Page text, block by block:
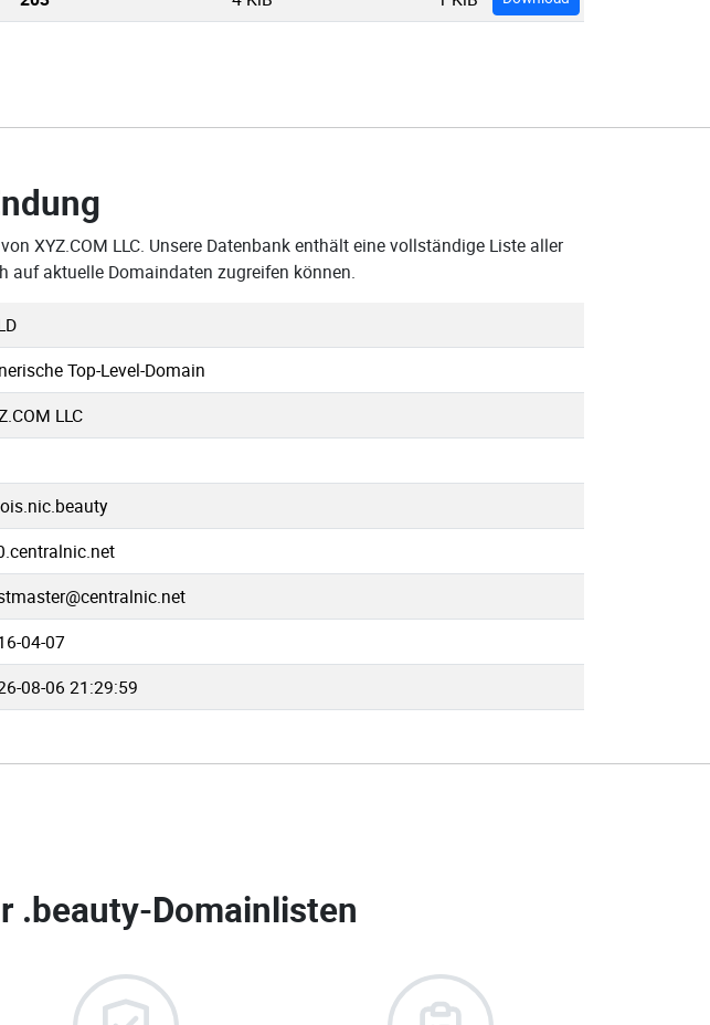
XYZ.COM LLC. Unsere Datenbank enthält eine vollständige Liste aller
auf aktuelle Domaindaten zugreifen können.
Top-Level-Domain
LLC
04-07
08-06 21:29:59
.beauty-Domainlisten